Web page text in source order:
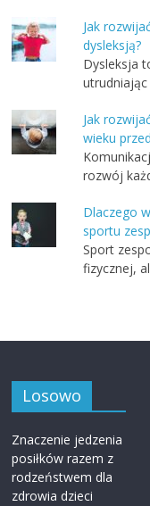
Jak
dysleksją?
Dysleksja
Jak
wieku
rozwój
Dlaczego
sportu
Sport
fizycznej,
Losowo
Znaczenie jedzenia
posiłków razem z
rodzeństwem dla
zdrowia dzieci